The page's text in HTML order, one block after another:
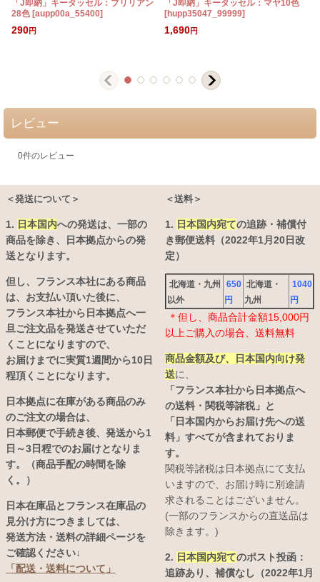
「J即納」キータッセル：ブリリアン
28色 [aupp00a_55400]
290円
「J即納」キータッセル：マヤ10色
[hupp35047_99999]
1,690円
レビュー
0件のレビュー
＜発送について＞
1. 日本国内への発送は、 一部の
商品を除き、日本拠点からの発
送となります。
但し、フランス本社にある商品
は、お支払い頂いた後に、
フランス本社から日本拠点へ一
旦ご注文品を発送させていただ
くことになりますので、
お届けまでに実質1週間から10日
程頂くことになります。
日本拠点に在庫がある商品のみ
のご注文の場合は、
日本郵便で手続き後、発送から1
日～3日程でのお届けとなりま
す。（商品手配の時間を除
く。）
日本在庫品とフランス在庫品の
見分け方につきましては、
発送方法・送料の詳細ページを
ご確認ください↓
「配送・送料について」
＜送料＞
1. 日本国内宛ての追跡・補償付
き郵便送料（2022年1月20日改
定）
北海道・九州
以外
650
円
北海道・
九州
1040
円
＊但し、商品合計金額15,000円
以上ご購入の場合、送料無料
商品金額及び、日本国内向け発
送に、
「フランス本社から日本拠点へ
の送料・関税等諸税」と
「日本国内からお届け先への送
料」すべてが含まれておりま
す。
関税等諸税は日本拠点にて支払
いますので、お届け時に別途請
求されることはございません。
(一部のフランスからの直送品は
除きます。)
2. 日本国内宛てのポスト投函：
追跡あり、補償なし（2022年1月